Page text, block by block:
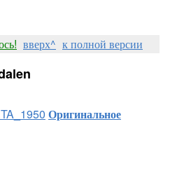
вверх^ к полной версии
Оригинальное